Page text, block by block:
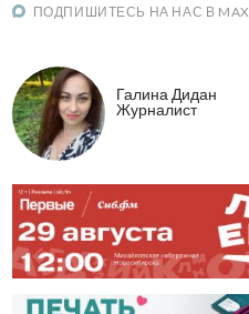
ПОДПИШИТЕСЬ НА НАС В MAX
Галина Дидан
Журналист